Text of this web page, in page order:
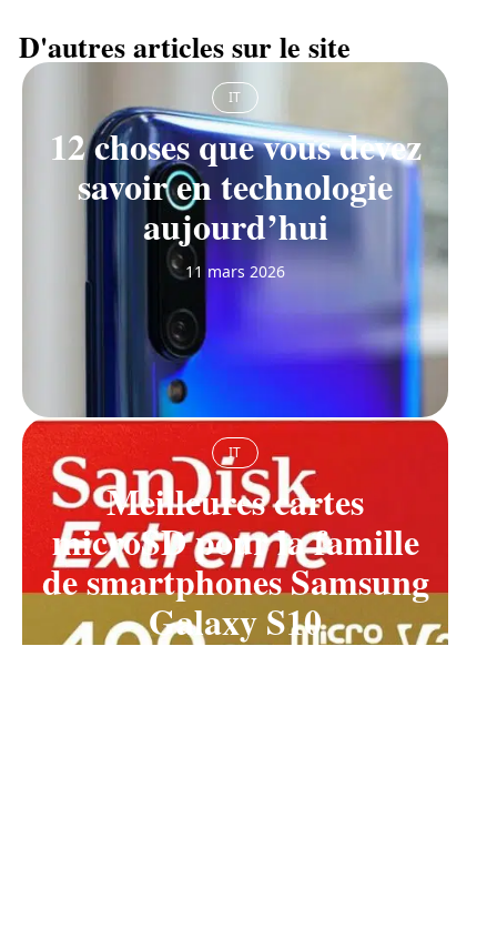
D'autres articles sur le site
IT
12 choses que vous devez
savoir en technologie
aujourd’hui
11 mars 2026
IT
Meilleures cartes
microSD pour la famille
de smartphones Samsung
Galaxy S10